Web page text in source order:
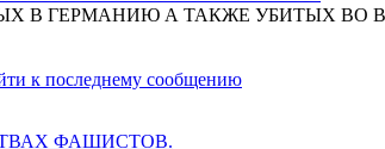
В ГЕРМАНИЮ А ТАКЖЕ УБИТЫХ ВО
ФАШИСТОВ.